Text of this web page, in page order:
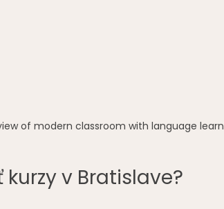
of modern classroom with language
v Bratislave?